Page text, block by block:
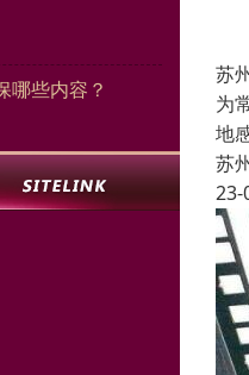
哪些内容？
苏
为
地
苏
23-